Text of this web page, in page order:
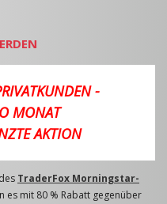
-
MONAT
AKTION
TraderFox Morningstar-
es mit 80 % Rabatt gegenüber